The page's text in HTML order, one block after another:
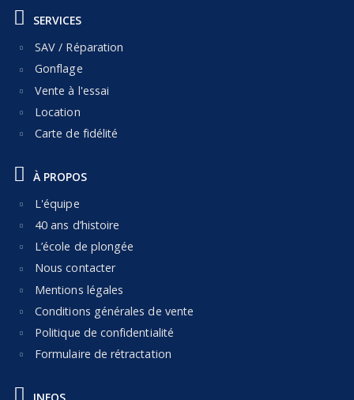
SERVICES
SAV / Réparation
Gonflage
Vente à l'essai
Location
Carte de fidélité
À PROPOS
L'équipe
40 ans d’histoire
L’école de plongée
Nous contacter
Mentions légales
Conditions générales de vente
Politique de confidentialité
Formulaire de rétractation